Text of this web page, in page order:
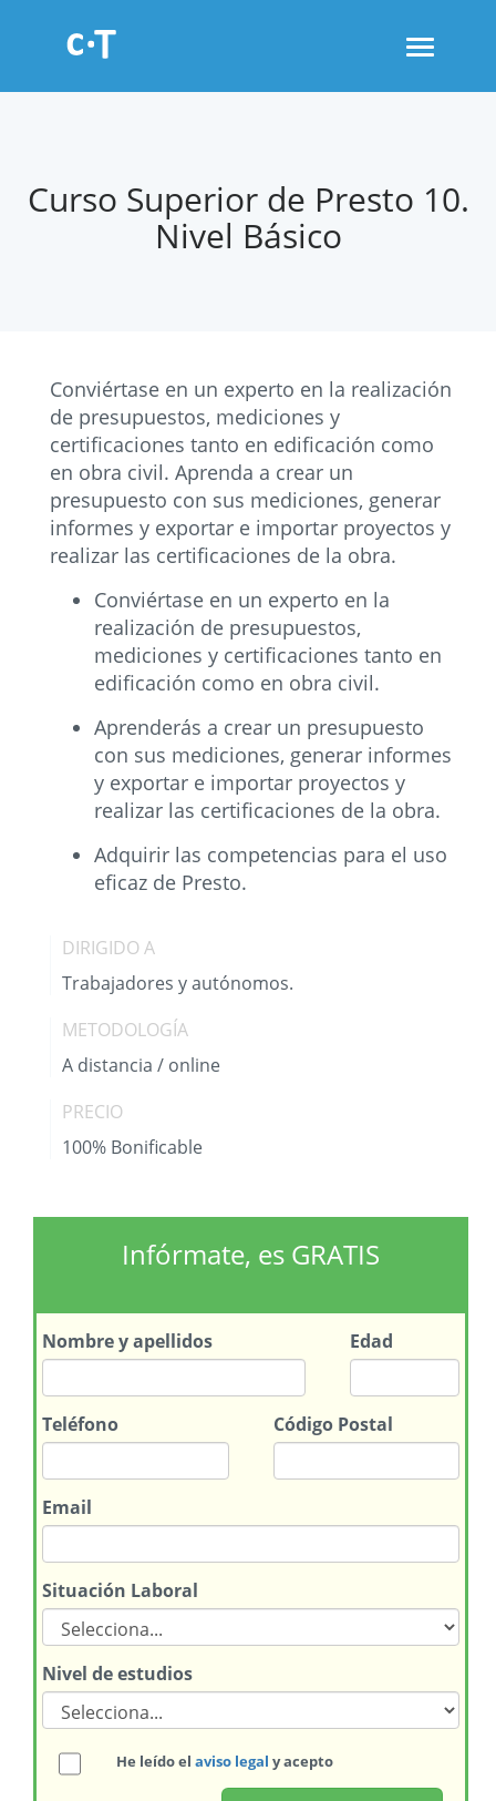
Toggle
Curso Superior de Presto 10.
Nivel Básico
Conviértase en un experto en la realización
de presupuestos, mediciones y
certificaciones tanto en edificación como
en obra civil. Aprenda a crear un
presupuesto con sus mediciones, generar
informes y exportar e importar proyectos y
realizar las certificaciones de la obra.
Conviértase en un experto en la
realización de presupuestos,
mediciones y certificaciones tanto en
edificación como en obra civil.
Aprenderás a crear un presupuesto
con sus mediciones, generar informes
y exportar e importar proyectos y
realizar las certificaciones de la obra.
Adquirir las competencias para el uso
eficaz de Presto.
DIRIGIDO A
Trabajadores y autónomos.
METODOLOGÍA
A distancia / online
PRECIO
100% Bonificable
Infórmate, es GRATIS
Nombrey apellidos Edad
Teléfono Código Postal
Email
Situación Laboral
Nivel de estudios
He leído el aviso legal y acepto